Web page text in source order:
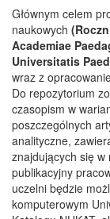
Głównym celem
naukowych
Academiae
Universitatis
wraz z
Do repozytorium
czasopism w
poszczególnych
analityczne,
znajdujących się
publikacyjny
uczelni będzie
komputerowym